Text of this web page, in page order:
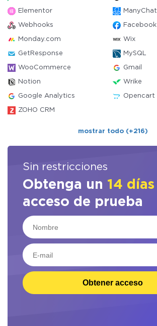
Elementor ManyChat
Webhooks Facebook
Monday.com Wix
GetResponse MySQL
WooCommerce Gmail
Notion Wrike
Google Analytics Opencart
ZOHO CRM
mostrar todo (+216)
Sin restricciones
Obtenga un 14 días
acceso de prueba
Obtener acceso